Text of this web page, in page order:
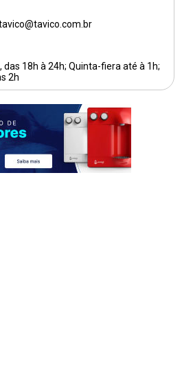
das 18h à 24h; Quinta-fiera até à 1h;
2h